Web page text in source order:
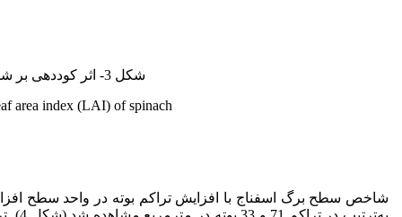
شکل 3- اثر کوددهی بر شاخص سطح برگ (LAI) اسفناج.
area index (LAI) of spinach.
شاخص سطح برگ اسفناج با افزایش تراکم بوته در واحد سطح